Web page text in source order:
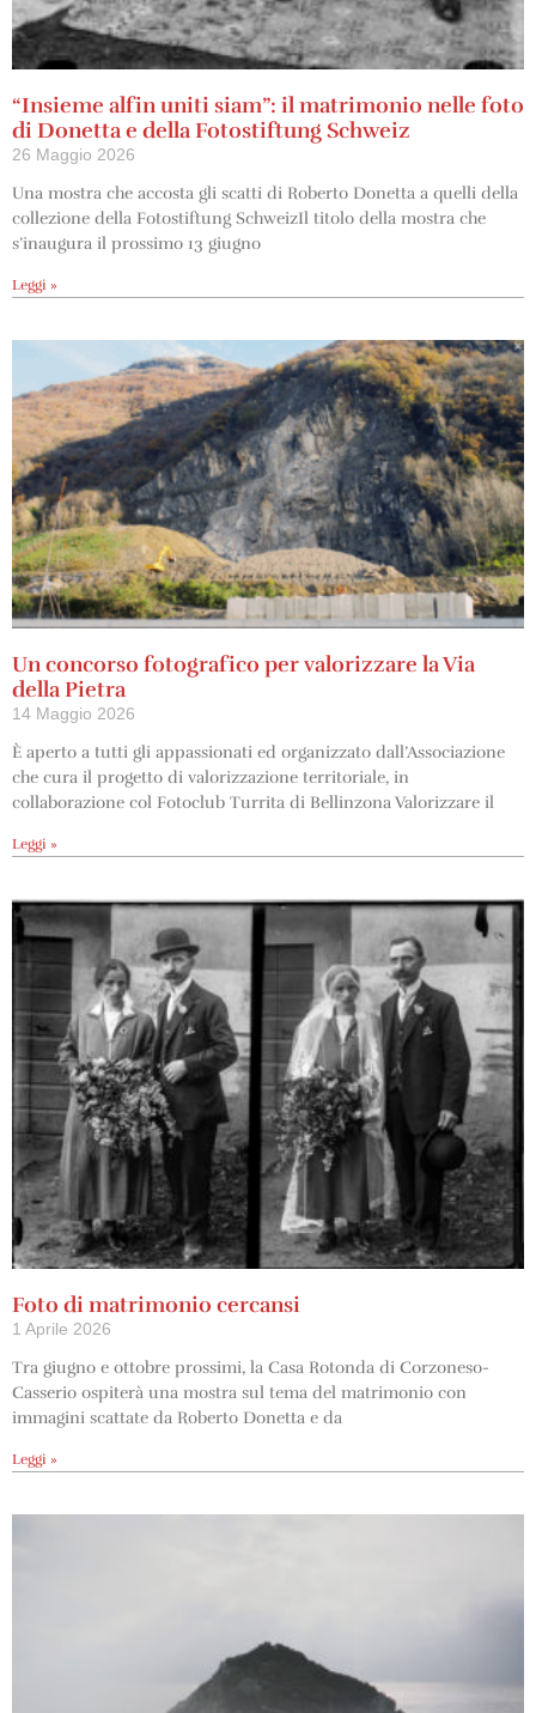
“Insieme alfin uniti siam”: il matrimonio nelle foto
di Donetta e della Fotostiftung Schweiz
26 Maggio 2026
Una mostra che accosta gli scatti di Roberto Donetta a quelli della
collezione della Fotostiftung SchweizIl titolo della mostra che
s’inaugura il prossimo 13 giugno
Leggi »
Un concorso fotografico per valorizzare la Via
della Pietra
14 Maggio 2026
È aperto a tutti gli appassionati ed organizzato dall’Associazione
che cura il progetto di valorizzazione territoriale, in
collaborazione col Fotoclub Turrita di Bellinzona Valorizzare il
Leggi »
Foto di matrimonio cercansi
1 Aprile 2026
Tra giugno e ottobre prossimi, la Casa Rotonda di Corzoneso-
Casserio ospiterà una mostra sul tema del matrimonio con
immagini scattate da Roberto Donetta e da
Leggi »